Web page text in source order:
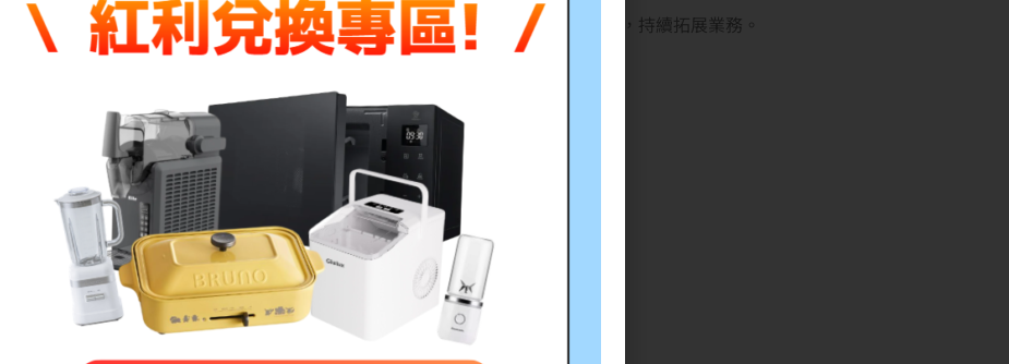
時兼具輕薄機身與豐富功能，為您打造獨特的辦公風格，輕鬆完成每天的工作，持續拓展業務。
矽谷設計的靈魂
格菁英級享受
躺機身設計 ,RJ45混合金材質強化耐用度
16G/512SSD/ax2x2(wifi6E)/51whr/65Wac/W11P/333/1.35kg
,
量分碟的需求, 雙Dimms 設計 效能提升真easy
次
的選擇